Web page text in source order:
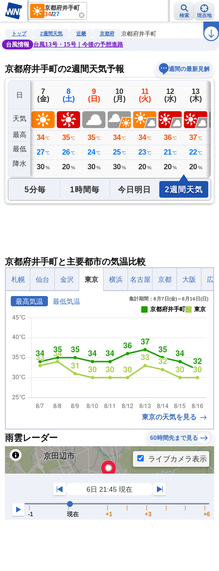
京都府井手町
34/27 検索 現在地
雨雲レーダー 台風情報 地震情報 警報・注意報 ラ
トップ 2週間天気 近畿 京都府
京都府井手町
台風情報
台風13号・15号｜今後の予想進路
京都府井手町の2週間天気予報 週間の最新見解
日
天気
最高
最低
降水
6
(木)
33 ℃
26 ℃
0 ミリ
7
(金)
34 ℃
27 ℃
30 %
8
(土)
35 ℃
26 ℃
20 %
9
(日)
35 ℃
24 ℃
30 %
10
(月)
34 ℃
25 ℃
30 %
11
(火)
34 ℃
23 ℃
20 %
12
(水)
36 ℃
21 ℃
20 %
13
(木)
37 ℃
22 ℃
20 %
5分毎 1時間毎 今日明日 2週間天気
京都府井手町と主要都市の気温比較
札幌 仙台 金沢 東京 横浜 名古屋 京都 大阪 広
最高気温 最低気温 集計期間：8月7日(金)～8月16日(日)
京都府井手町 東京
東京の天気を見る
雨雲レーダー 60時間先まで見る